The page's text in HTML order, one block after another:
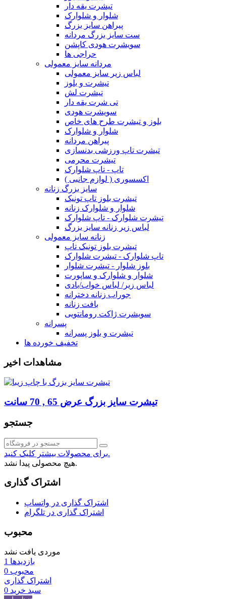
تیشرت یقه دار
شلوار و شلوارک
پیراهن سایز بزرگ
ست سایز بزرگ مردانه
سویشرت هودی کاپشن
حراجی ها
مردانه سایز معمولی
لباس زیر سایز معمولی
تیشرت و بلوز
تیشرت لش
تی شرت یقه دار
سویشرت هودی
بلوز و تیشرت طرح های خاص
شلوار و شلوارک
پیراهن مردانه
تیشرت تاپ ورزشی بدنسازی
تیشرت محرمی
تاپ - تاپ شلوارک
اکسسوری ( لوازم جانبی )
سایز بزرگ زنانه
تیشرت بلوز تاپ تونیک
شلوار و شلوارک زنانه
تیشرت شلوارک - تاپ شلوارک
لباس زیر زنانه سایز بزرگ
زنانه سایز معمولی
تیشرت بلوز تونیک تاپ
تاپ شلوارک - تیشرت شلوارک
بلوز شلوار - تیشرت شلوار
شلوار و شلوارک و ساپورت
لباس زیر/ لباس خواب/بادی
جوراب زنانه دخترانه
بافت زنانه
سویشرت ژاکت رومانتویی
پسرانه
تیشرت و بلوز پسرانه
تخفیف خورده ها
مشاهدات اخیر
تیشرت سایز بزرگ عرض 65 , 70 سانت
جستجو
برای محصولات بیشتر کلیک کنید.
هیچ محصولی پیدا نشد.
اشتراک گذاری
اشتراک گذاری در واتساپ
اشتراک گذاری در تلگرام
محبوب
موردی یافت نشد
بازدیدها 1
محبوب 0
اشتراک گذاری
سبد خرید 0